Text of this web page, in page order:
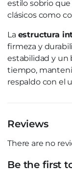
estilo sobrio
clásicos como
La estructura
firmeza y
estabilidad y un
tiempo,
respaldo con el
Reviews
There are no
Be the first